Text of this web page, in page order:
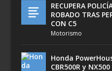
RECUPERA
ROBADO TRAS
CON C5
Motorismo
Honda
CBR500R y NX500